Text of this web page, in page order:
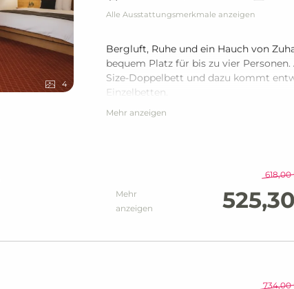
4
Alle Ausstattungsmerkmale anzeigen
Bergluft, Ruhe und ein Hauch von
bequem Platz für bis zu vier
Size-Doppelbett und dazu kommt
Einzelbetten.
Mehr anzeigen
Mehr
anzeigen
618,00
734,00